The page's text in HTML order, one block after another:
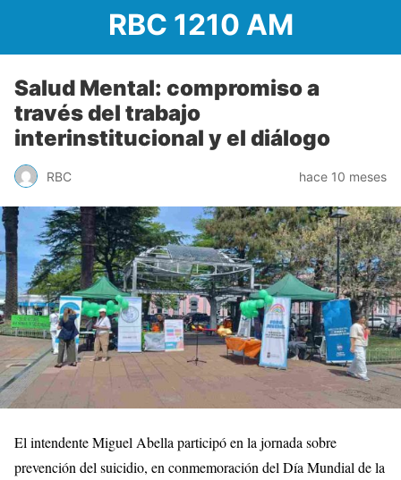
RBC 1210 AM
Salud Mental: compromiso a
través del trabajo
interinstitucional y el diálogo
RBC hace 10 meses
El intendente Miguel Abella participó en la jornada sobre
prevención del suicidio, en conmemoración del Día Mundial de la